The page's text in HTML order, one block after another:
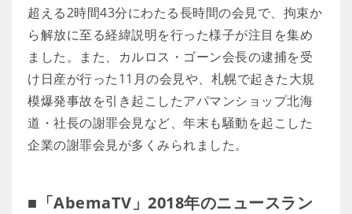
超える2時間43分にわたる長時間の会見で、拘束か
ら解放に至る経緯説明を行った様子が注目を集め
ました。また、カルロス・ゴーン会長の逮捕を受
け日産が行った11月の会見や、札幌で起きた大規
模爆発事故を引き起こしたアパマンショップ北海
道・社長の謝罪会見など、年末も騒動を起こした
企業の謝罪会見が多くみられました。
■「AbemaTV」2018年のニュースラン